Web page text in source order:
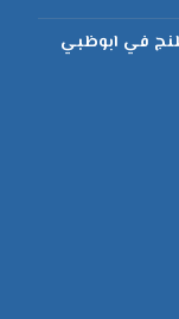
في ابوظبي